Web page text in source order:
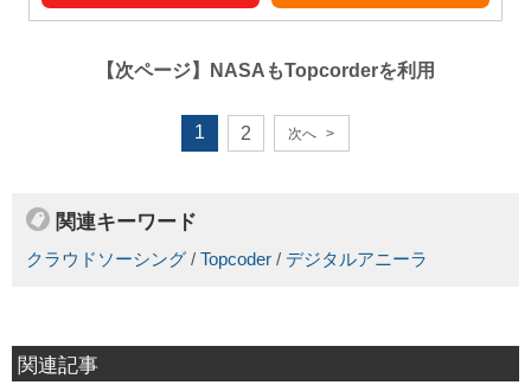
【次ページ】 NASAもTopcorderを利用
1 2 次へ >
関連キーワード
クラウドソーシング / Topcoder / デジタルアニーラ
関連記事